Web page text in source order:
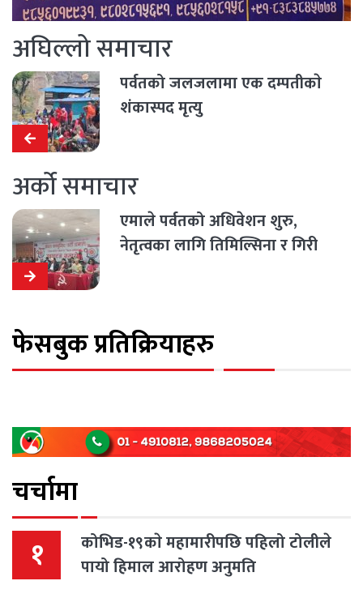
अघिल्लो समाचार
पर्वतको जलजलामा एक दम्पतीकाे
शंकास्पद मृत्यु
अर्को समाचार
एमाले पर्वतको अधिवेशन शुरु,
नेतृत्वका लागि तिमिल्सिना र गिरी
फेसबुक प्रतिक्रियाहरु
चर्चामा
१
कोभिड-१९काे महामारीपछि पहिलो टोलीले
पायो हिमाल आरोहण अनुमति